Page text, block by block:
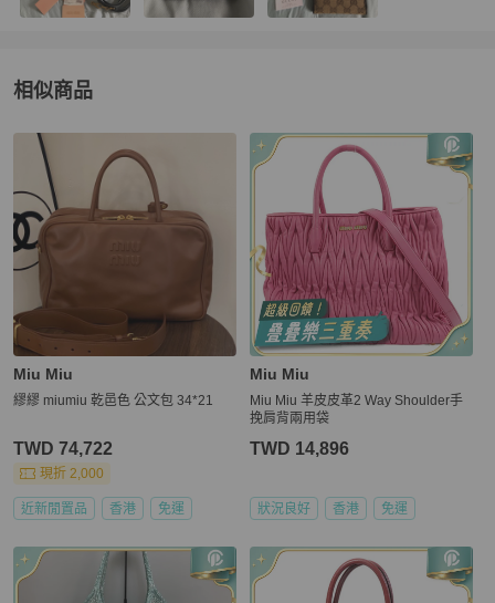
相似商品
更多相似Miu Miu女包推薦精品
Miu Miu
繆繆 miumiu 乾邑色 公文包 34*21
TWD 74,722
現折 2,000
近新閒置品 香港 免運
Miu Miu
Miu Miu 羊皮皮革2 Way Shoulder手
挽肩背兩用袋
TWD 14,896
狀況良好 香港 免運